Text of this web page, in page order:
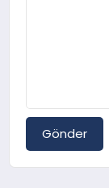
Gönder